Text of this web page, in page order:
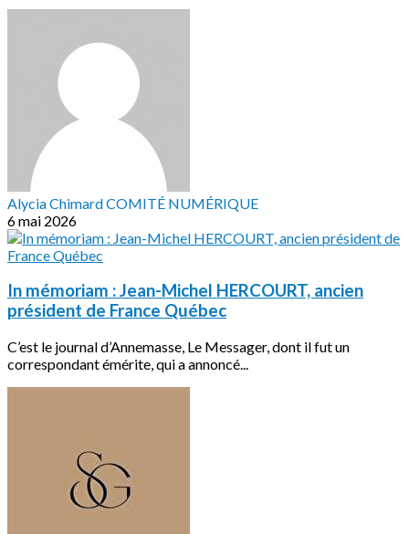
Alycia Chimard COMITÉ NUMÉRIQUE
6 mai 2026
In mémoriam : Jean-Michel HERCOURT, ancien
président de France Québec
C’est le journal d’Annemasse, Le Messager, dont il fut un
correspondant émérite, qui a annoncé...